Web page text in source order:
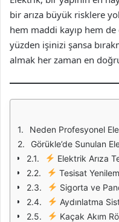
bir arıza büyük risklere
hem maddi kayıp hem
yüzden işinizi şansa
almak her zaman en
Neden Profesyonel
Görükle’de Sunulan
Elektrik Arıza
Tesisat
Sigorta ve
Aydınlatma
Kaçak Akım